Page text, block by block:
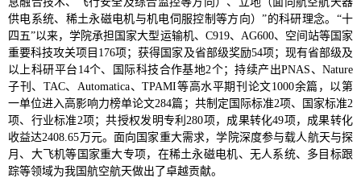
供电系统、稀土永磁电机与机电伺服控制等方向）”的科研理念。“十
四五”以来，学院承担国家大型运输机、C919、AG600、空间站等国家
重要科技攻关项目176项；获得国家及省部级奖励54项；现有省部级及
以上科研平台14个、国际科技合作基地2个；持续产出PNAS、Nature
子刊、TAC、Automatica、TPAMI等高水平期刊论文1000余篇，以第
一单位进入高影响力榜单论文284篇；共制定国际标准2项、国家标准2
项、行业标准2项；共授权发明专利280项，成果转化49项，成果转化
收益达2408.65万元。面向国家重大需求，学院深度参与载人航天与探
月、大飞机等国家重大专项，在稀土永磁电机、无人系统、多目标跟
踪等领域为我国航空航天做出了卓越贡献。